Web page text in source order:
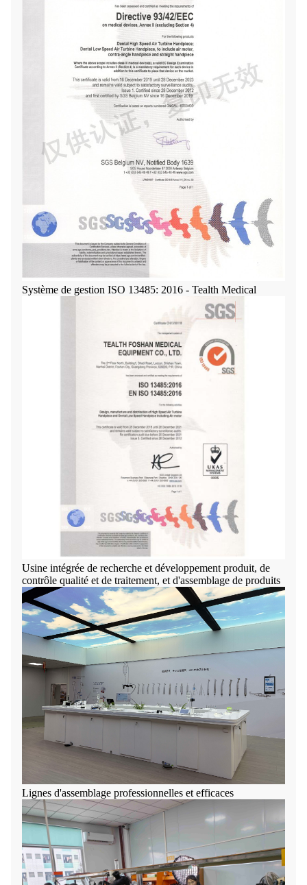
Système de gestion ISO 13485: 2016 - Tealth Medical
Usine intégrée de recherche et développement produit, de
contrôle qualité et de traitement, et d'assemblage de produits
Lignes d'assemblage professionnelles et efficaces